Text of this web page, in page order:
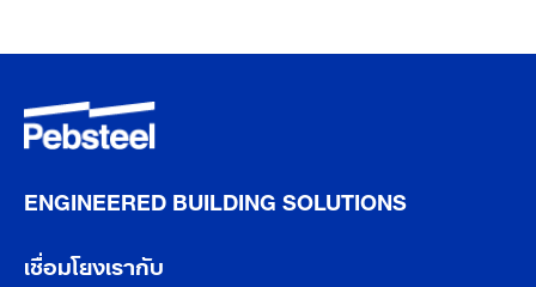
ENGINEERED BUILDING SOLUTIONS
เชื่อมโยงเรากับ